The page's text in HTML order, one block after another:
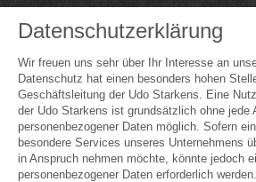
Datenschutzerklärung
Wir freuen uns sehr über Ihr Interesse an
Datenschutz hat einen besonders hohen
Geschäftsleitung der Udo Starkens. Eine
der Udo Starkens ist grundsätzlich ohne jede
personenbezogener Daten möglich. Sofern
besondere Services unseres Unternehmens
in Anspruch nehmen möchte, könnte jedoch
personenbezogener Daten erforderlich